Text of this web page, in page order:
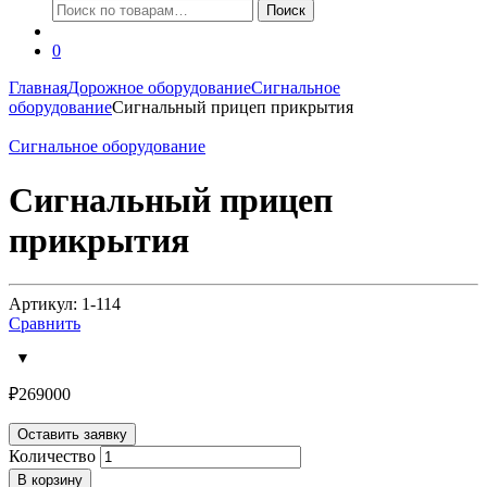
Искать:
Поиск
0
ГлавнаяДорожное оборудованиеСигнальное
оборудованиеСигнальный прицеп прикрытия
Сигнальное оборудование
Сигнальный прицеп
прикрытия
Артикул: 1-114
Сравнить
₽269000
Оставить заявку
Количество
В корзину